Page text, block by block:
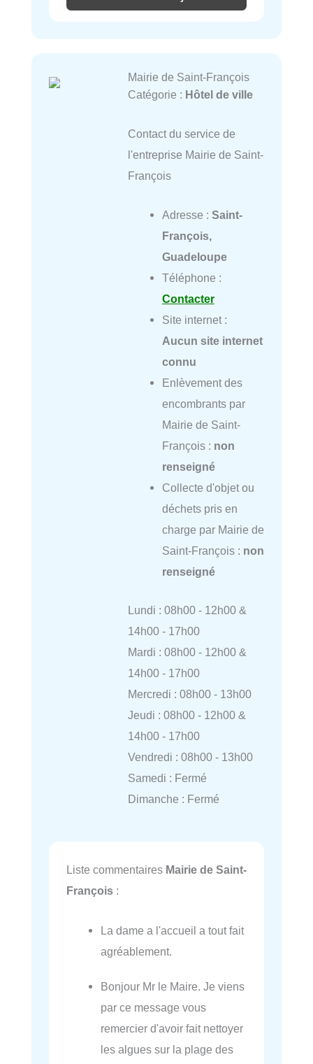
Mairie de Saint-François
Catégorie : Hôtel de ville
Contact du service de
l'entreprise Mairie de Saint-
François
Adresse : Saint-
François,
Guadeloupe
Téléphone :
Contacter
Site internet :
Aucun site internet
connu
Enlèvement des
encombrants par
Mairie de Saint-
François : non
renseigné
Collecte d'objet ou
déchets pris en
charge par Mairie de
Saint-François : non
renseigné
Lundi : 08h00 - 12h00 &
14h00 - 17h00
Mardi : 08h00 - 12h00 &
14h00 - 17h00
Mercredi : 08h00 - 13h00
Jeudi : 08h00 - 12h00 &
14h00 - 17h00
Vendredi : 08h00 - 13h00
Samedi : Fermé
Dimanche : Fermé
Liste commentaires Mairie de Saint-
François :
La dame a l'accueil a tout fait
agréablement.
Bonjour Mr le Maire. Je viens
par ce message vous
remercier d'avoir fait nettoyer
les algues sur la plage des